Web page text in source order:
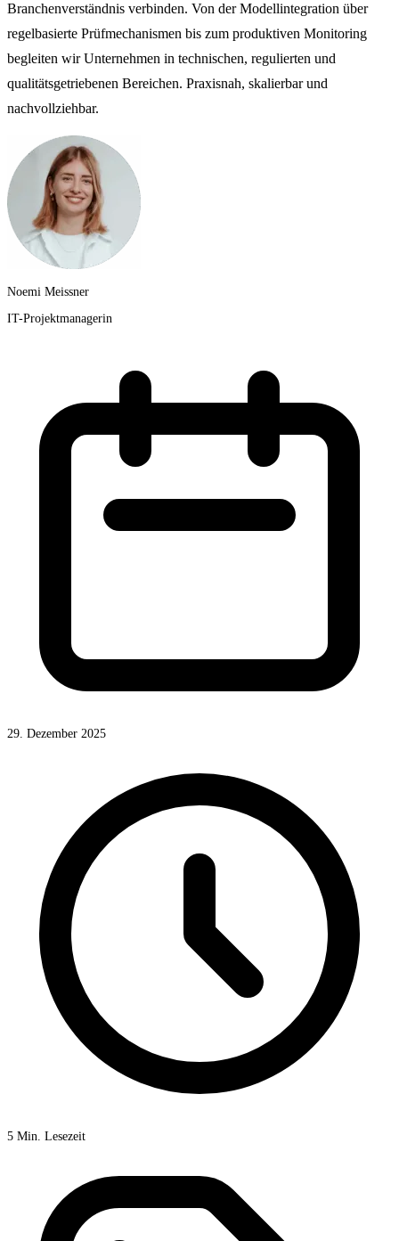
Branchenverständnis verbinden. Von der Modellintegration über
regelbasierte Prüfmechanismen bis zum produktiven Monitoring
begleiten wir Unternehmen in technischen, regulierten und
qualitätsgetriebenen Bereichen. Praxisnah, skalierbar und
nachvollziehbar.
Noemi Meissner
IT-Projektmanagerin
29. Dezember 2025
5 Min. Lesezeit